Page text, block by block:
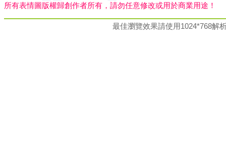
所有表情圖版權歸創作者所有，請勿任意修改或用於商業用途！
最佳瀏覽效果請使用